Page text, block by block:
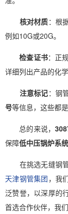
核对材质：根
例如10G或20G。
检查证书：正
详细列出产品的化
注意标记：钢
号等信息，这些都
总的来说，
保障低中压锅炉系
在挑选无缝钢管
天津钢管集团 ，我
泛赞誉，以深厚的
首选合作伙伴，我